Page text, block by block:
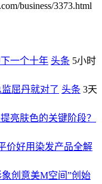
business/3373.html
一个十年 头条 5小时
屈丹就对了 头条 3天
亮肤色的关键阶段？
价好用染发产品全解
创意美M空间”创始